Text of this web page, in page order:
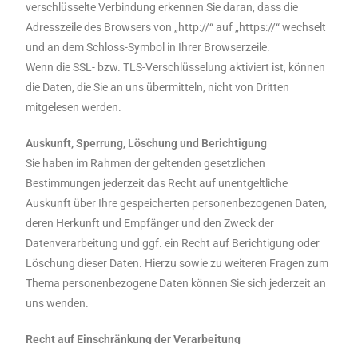
verschlüsselte Verbindung erkennen Sie daran, dass die
Adresszeile des Browsers von „http://“ auf „https://“ wechselt
und an dem Schloss-Symbol in Ihrer Browserzeile.
Wenn die SSL- bzw. TLS-Verschlüsselung aktiviert ist, können
die Daten, die Sie an uns übermitteln, nicht von Dritten
mitgelesen werden.
Auskunft, Sperrung, Löschung und Berichtigung
Sie haben im Rahmen der geltenden gesetzlichen
Bestimmungen jederzeit das Recht auf unentgeltliche
Auskunft über Ihre gespeicherten personenbezogenen Daten,
deren Herkunft und Empfänger und den Zweck der
Datenverarbeitung und ggf. ein Recht auf Berichtigung oder
Löschung dieser Daten. Hierzu sowie zu weiteren Fragen zum
Thema personenbezogene Daten können Sie sich jederzeit an
uns wenden.
Recht auf Einschränkung der Verarbeitung